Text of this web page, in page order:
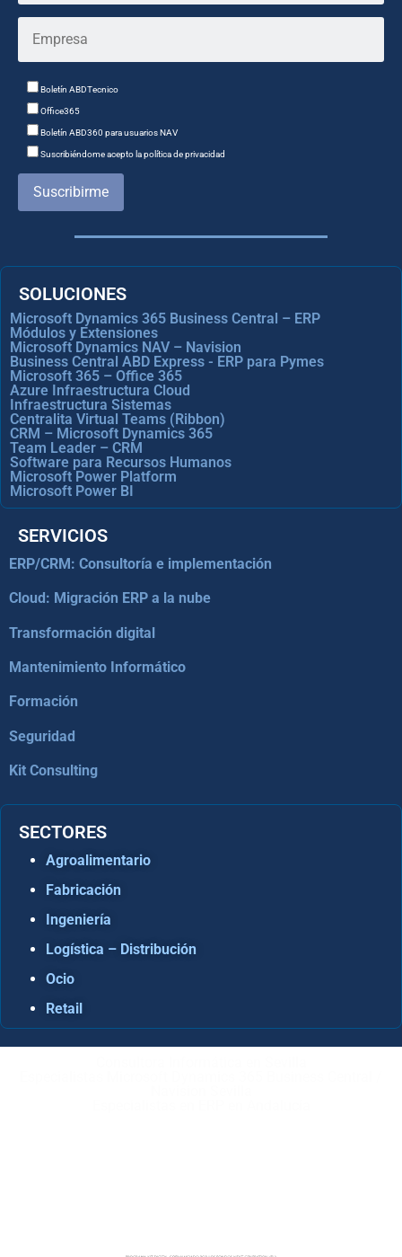
Boletín ABDTecnico
Office365
Boletín ABD360 para usuarios NAV
Suscribiéndome acepto la política de privacidad
Suscribirme
SOLUCIONES
Microsoft Dynamics 365 Business Central – ERP
Módulos y Extensiones
Microsoft Dynamics NAV – Navision
Business Central ABD Express - ERP para Pymes
Microsoft 365 – Office 365
Azure Infraestructura Cloud
Infraestructura Sistemas
Centralita Virtual Teams (Ribbon)
CRM – Microsoft Dynamics 365
Team Leader – CRM
Software para Recursos Humanos
Microsoft Power Platform
Microsoft Power BI
SERVICIOS
ERP/CRM: Consultoría e implementación
Cloud: Migración ERP a la nube
Transformación digital
Mantenimiento Informático
Formación
Seguridad
Kit Consulting
SECTORES
Agroalimentario
Fabricación
Ingeniería
Logística – Distribución
Ocio
Retail